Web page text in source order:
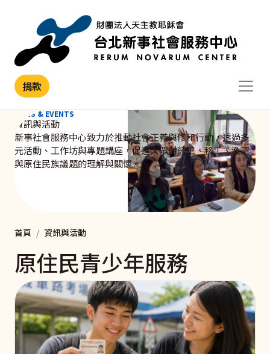
捐款
NEWS & EVENTS
資訊與活動
新事社會服務中心致力於推動社會正義與修和行動，透過多
元活動、工作坊與專題講座，促進大眾對勞工、移工、漁工
與原住民族議題的理解與關懷。
首頁 資訊與活動
原住民青少年服務